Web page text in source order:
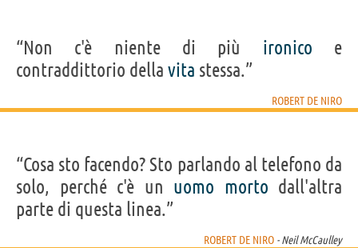
“Non c'è niente di più ironico e
contraddittorio della vita stessa.”
ROBERT DE NIRO
“Cosa sto facendo? Sto parlando al telefono da
solo, perché c'è un uomo morto dall'altra
parte di questa linea.”
ROBERT DE NIRO - Neil McCaulley